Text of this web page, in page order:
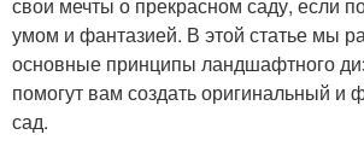
умом и фантазией. В этой статье мы
основные принципы ландшафтного
помогут вам создать оригинальный и
сад.